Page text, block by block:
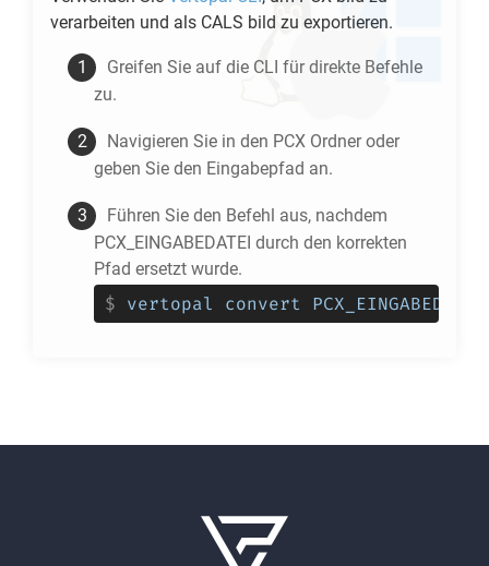
verarbeiten und als CALS bild zu exportieren.
Greifen Sie auf die CLI für direkte Befehle
zu.
Navigieren Sie in den PCX Ordner oder
geben Sie den Eingabepfad an.
Führen Sie den Befehl aus, nachdem
PCX_EINGABEDATEI durch den korrekten
Pfad ersetzt wurde.
$ vertopal convert